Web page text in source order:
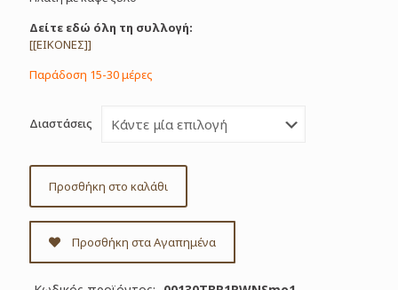
Δείτε εδώ όλη τη συλλογή:
[[ΕΙΚΟΝΕΣ]]
Παράδοση 15-30 μέρες
Διαστάσεις
Προσθήκη στο καλάθι
Προσθήκη στα Αγαπημένα